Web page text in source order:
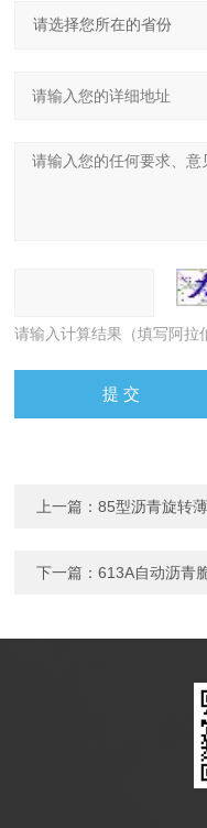
请输入计算结果（填写阿拉
上一篇：85型沥青旋转
下一篇：613A自动沥青